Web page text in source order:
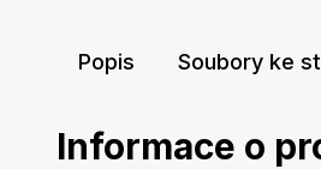
Popis Soubory ke
Informace o